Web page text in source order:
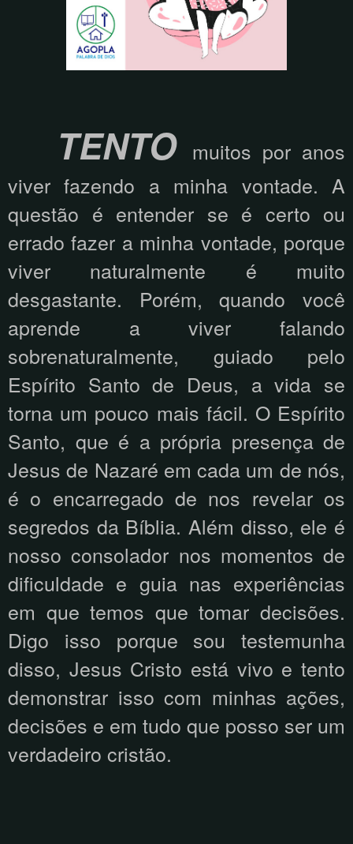
TENTO muitos por anos
viver fazendo a minha vontade. A
questão é entender se é certo ou
errado fazer a minha vontade, porque
viver naturalmente é muito
desgastante. Porém, quando você
aprende a viver falando
sobrenaturalmente, guiado pelo
Espírito Santo de Deus, a vida se
torna um pouco mais fácil. O Espírito
Santo, que é a própria presença de
Jesus de Nazaré em cada um de nós,
é o encarregado de nos revelar os
segredos da Bíblia. Além disso, ele é
nosso consolador nos momentos de
dificuldade e guia nas experiências
em que temos que tomar decisões.
Digo isso porque sou testemunha
disso, Jesus Cristo está vivo e tento
demonstrar isso com minhas ações,
decisões e em tudo que posso ser um
verdadeiro cristão.